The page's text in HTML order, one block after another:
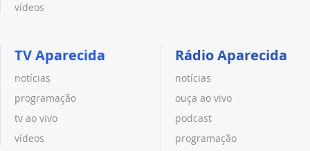
vídeos
TV Aparecida
notícias
programação
tv ao vivo
vídeos
Rádio Aparecida
notícias
ouça ao vivo
podcast
programação